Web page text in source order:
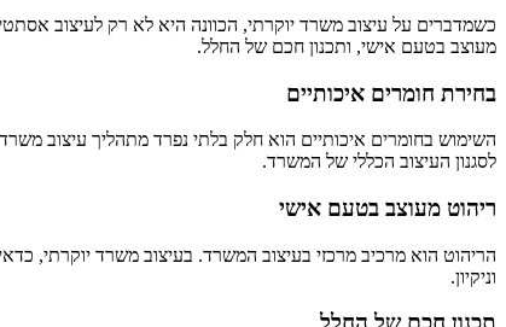
כשמדברים על עיצוב משרד יוקרתי, הכוונה היא לא רק לעיצוב
מעוצב בטעם אישי, ותכנון חכם של החלל.
בחירת חומרים איכותיים
השימוש בחומרים איכותיים הוא חלק בלתי נפרד מתהליך עיצוב
לסגנון העיצוב הכללי של המשרד.
ריהוט מעוצב בטעם אישי
הריהוט הוא מרכיב מרכזי בעיצוב המשרד. בעיצוב משרד יוקרתי,
וניקיון.